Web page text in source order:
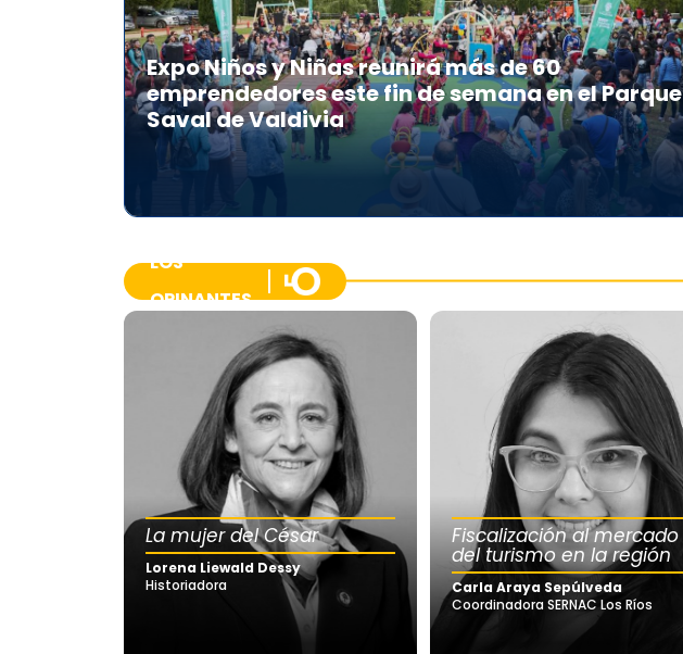
Expo Niños y Niñas reunirá más de 60
emprendedores este fin de semana en el Parque
Saval de Valdivia
LOS
OPINANTES
La mujer del César
Lorena Liewald Dessy
Historiadora
Fiscalización al mercado
del turismo en la región
Carla Araya Sepúlveda
Coordinadora SERNAC Los Ríos